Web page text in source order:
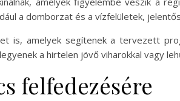
a domborzat és a vízfelületek,
is, amelyek segítenek a tervezett
a hirtelen jövő viharokkal vagy
felfedezésére